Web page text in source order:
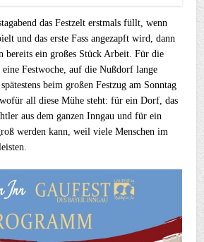
das Festzelt erstmals füllt, wenn
und das erste Fass angezapft wird, dann
bereits ein großes Stück Arbeit. Für die
eine Festwoche, auf die Nußdorf lange
beim großen Festzug am Sonntag
all diese Mühe steht: für ein Dorf, das
aus dem ganzen Inngau und für ein
werden kann, weil viele Menschen im